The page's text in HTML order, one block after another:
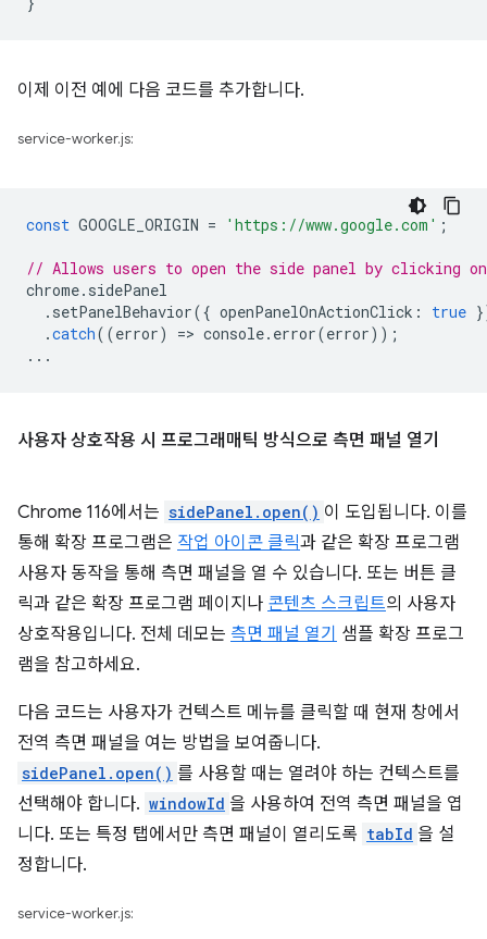
이제 이전 예에 다음 코드를 추가합니다.
service-worker.js:
const GOOGLE_ORIGIN = 'https://www.google.com' ;
// Allows users to open the side panel by clicking
chrome. sidePanel
. setPanelBehavior({ openPanelOnActionClick : true
.catch((error) => console. error(error));
...
사용자 상호작용 시 프로그래매틱 방식으로 측면 패널 열기
Chrome 116에서는 sidePanel.open() 이 도입됩니다. 이를
통해 확장 프로그램은 작업 아이콘 클릭과 같은 확장 프로그램
사용자 동작을 통해 측면 패널을 열 수 있습니다. 또는 버튼 클
릭과 같은 확장 프로그램 페이지나 콘텐츠 스크립트의 사용자
상호작용입니다. 전체 데모는 측면 패널 열기 샘플 확장 프로그
램을 참고하세요.
다음 코드는 사용자가 컨텍스트 메뉴를 클릭할 때 현재 창에서
전역 측면 패널을 여는 방법을 보여줍니다.
sidePanel.open() 를 사용할 때는 열려야 하는 컨텍스트를
선택해야 합니다. windowId 을 사용하여 전역 측면 패널을 엽
니다. 또는 특정 탭에서만 측면 패널이 열리도록 tabId 을 설
정합니다.
service-worker.js: